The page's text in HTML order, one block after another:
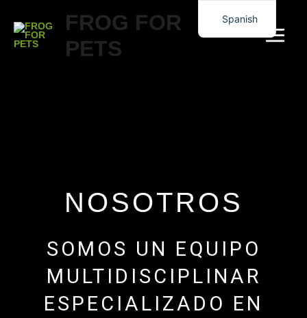
FROG FOR
PETS
NOSOTROS
SOMOS UN EQUIPO
MULTIDISCIPLINAR
ESPECIALIZADO EN
Spanish
English